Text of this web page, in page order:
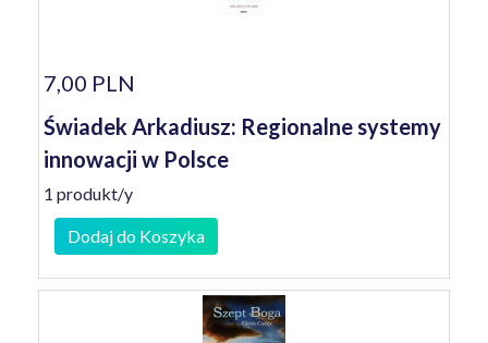
7,00 PLN
Świadek Arkadiusz: Regionalne systemy
innowacji w Polsce
1 produkt/y
Dodaj do Koszyka